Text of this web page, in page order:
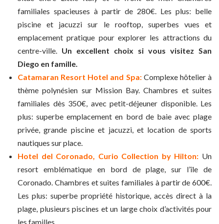
familiales spacieuses à partir de 280€. Les plus: belle
piscine et jacuzzi sur le rooftop, superbes vues et
emplacement pratique pour explorer les attractions du
centre-ville. Un excellent choix si vous visitez San
Diego en famille.
Catamaran Resort Hotel and Spa:Complexe hôtelier à
thème polynésien sur Mission Bay. Chambres et suites
familiales dès 350€, avec petit-déjeuner disponible. Les
plus: superbe emplacement en bord de baie avec plage
privée, grande piscine et jacuzzi, et location de sports
nautiques sur place.
Hotel del Coronado, Curio Collection by Hilton: Un
resort emblématique en bord de plage, sur l’île de
Coronado. Chambres et suites familiales à partir de 600€.
Les plus: superbe propriété historique, accès direct à la
plage, plusieurs piscines et un large choix d’activités pour
les familles.